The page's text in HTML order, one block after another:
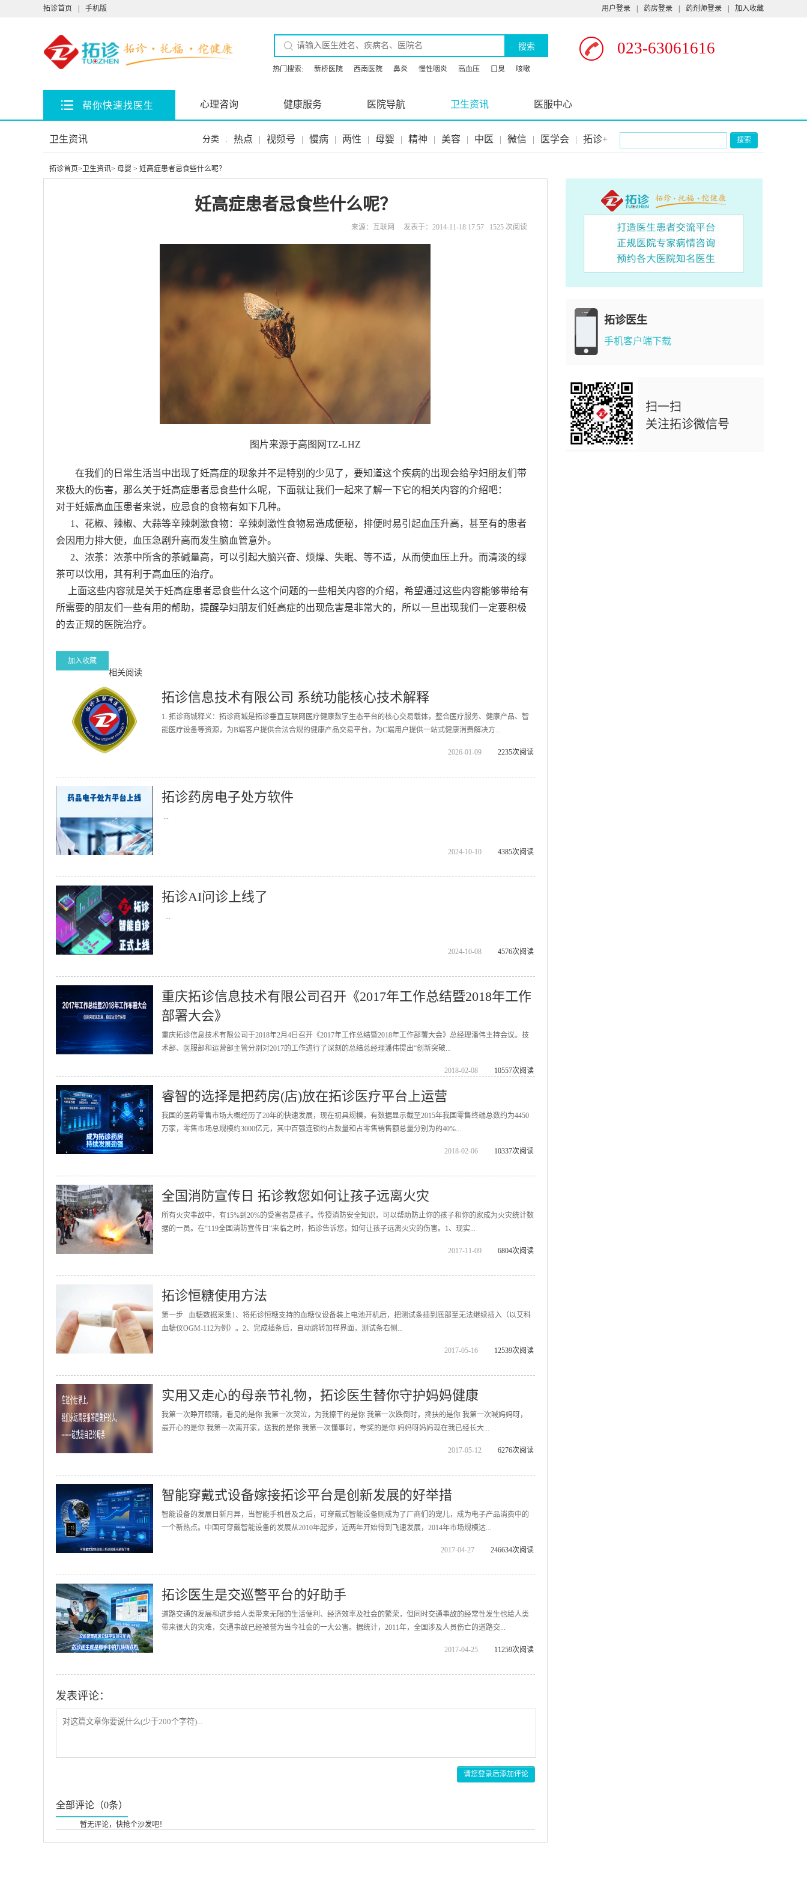
拓诊首页 手机版 用户登录 药房登录 药剂师登录 加入收藏
搜索 023-63061616
热门搜索: 新桥医院 西南医院 鼻炎 慢性咽炎 高血压 口臭 咳嗽
帮你快速找医生 心理咨询 健康服务 医院导航 卫生资讯 医服中心
卫生资讯 分类 : 热点 | 视频号 | 慢病 | 两性 | 母婴 | 精神 | 美容 | 中医 | 微信 | 医学会 | 拓诊+ 搜索
拓诊首页> 卫生资讯> 母婴 > 妊高症患者忌食些什么呢？
妊高症患者忌食些什么呢？
来源：互联网 发表于：2014-11-18 17:57 1525 次阅读
图片来源于高图网TZ-LHZ
在我们的日常生活当中出现了妊高症的现象并不是特别的少见了，要知道这个疾病的出现会给孕妇朋友们带
来极大的伤害，那么关于妊高症患者忌食些什么呢，下面就让我们一起来了解一下它的相关内容的介绍吧：
对于妊娠高血压患者来说，应忌食的食物有如下几种。
1、花椒、辣椒、大蒜等辛辣刺激食物：辛辣刺激性食物易造成便秘，排便时易引起血压升高，甚至有的患者
会因用力排大便，血压急剧升高而发生脑血管意外。
2、浓茶：浓茶中所含的茶碱量高，可以引起大脑兴奋、烦燥、失眠、等不适，从而使血压上升。而清淡的绿
茶可以饮用，其有利于高血压的治疗。
上面这些内容就是关于妊高症患者忌食些什么这个问题的一些相关内容的介绍，希望通过这些内容能够带给有
所需要的朋友们一些有用的帮助，提醒孕妇朋友们妊高症的出现危害是非常大的，所以一旦出现我们一定要积极
的去正规的医院治疗。
加入收藏
相关阅读
拓诊信息技术有限公司 系统功能核心技术解释
1. 拓诊商城释义：拓诊商城是拓诊垂直互联网医疗健康数字生态平台的核心交易载体，整合医疗服务、健康产品、智
能医疗设备等资源，为B端客户提供合法合规的健康产品交易平台，为C端用户提供一站式健康消费解决方...
2026-01-09 2235次阅读
拓诊药房电子处方软件
...
2024-10-10 4385次阅读
拓诊AI问诊上线了
...
2024-10-08 4576次阅读
重庆拓诊信息技术有限公司召开《2017年工作总结暨2018年工作
部署大会》
重庆拓诊信息技术有限公司于2018年2月4日召开《2017年工作总结暨2018年工作部署大会》总经理潘伟主持会议。技
术部、医服部和运营部主管分别对2017的工作进行了深刻的总结总经理潘伟提出“创新突破...
2018-02-08 10557次阅读
睿智的选择是把药房(店)放在拓诊医疗平台上运营
我国的医药零售市场大概经历了20年的快速发展，现在初具规模，有数据显示截至2015年我国零售终端总数约为4450
万家，零售市场总规模约3000亿元，其中百强连锁约占数量和占零售销售额总量分别为的40%...
2018-02-06 10337次阅读
全国消防宣传日 拓诊教您如何让孩子远离火灾
所有火灾事故中，有15%到20%的受害者是孩子。传授消防安全知识，可以帮助防止你的孩子和你的家成为火灾统计数
据的一员。在“119全国消防宣传日”来临之时，拓诊告诉您，如何让孩子远离火灾的伤害。1、现实...
2017-11-09 6804次阅读
拓诊恒糖使用方法
第一步 血糖数据采集1、将拓诊恒糖支持的血糖仪设备装上电池开机后，把测试条插到底部至无法继续插入（以艾科
血糖仪OGM-112为例）。2、完成插条后，自动跳转加样界面，测试条右侧...
2017-05-16 12539次阅读
实用又走心的母亲节礼物，拓诊医生替你守护妈妈健康
我第一次睁开眼睛，看见的是你 我第一次哭泣，为我擦干的是你 我第一次跌倒时，搀扶的是你 我第一次喊妈妈呀，
最开心的是你 我第一次离开家，送我的是你 我第一次懂事时，夸奖的是你 妈妈呀妈妈现在我已经长大...
2017-05-12 6276次阅读
智能穿戴式设备嫁接拓诊平台是创新发展的好举措
智能设备的发展日新月异，当智能手机普及之后，可穿戴式智能设备则成为了厂商们的宠儿，成为电子产品消费中的
一个新热点。中国可穿戴智能设备的发展从2010年起步，近两年开始得到飞速发展，2014年市场规模达...
2017-04-27 246634次阅读
拓诊医生是交巡警平台的好助手
道路交通的发展和进步给人类带来无限的生活便利、经济效率及社会的繁荣，但同时交通事故的经常性发生也给人类
带来很大的灾难，交通事故已经被誉为当今社会的一大公害。据统计，2011年，全国涉及人员伤亡的道路交...
2017-04-25 11259次阅读
发表评论：
请您登录后添加评论
全部评论（0条）
暂无评论，快抢个沙发吧！
拓诊医生
手机客户端下载
扫一扫
关注拓诊微信号